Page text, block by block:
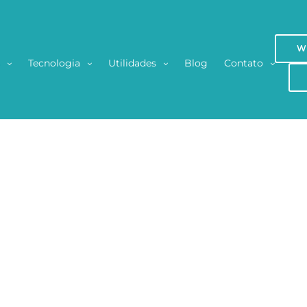
Tecnologia Utilidades Blog Contato